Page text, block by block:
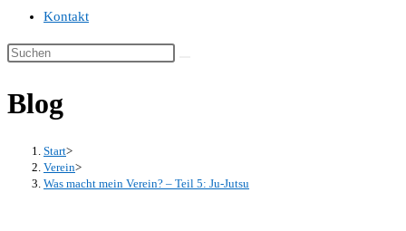
Kontakt
Blog
Start>
Verein>
Was macht mein Verein? – Teil 5: Ju-Jutsu